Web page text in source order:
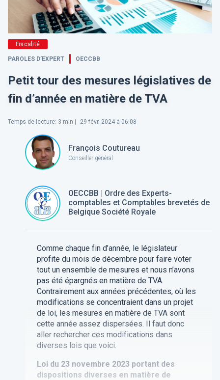
Fiscalité
PAROLES D’EXPERT OECCBB
Petit tour des mesures législatives de
fin d’année en matière de TVA
Temps de lecture: 3 min | 29 févr. 2024 à 06:08
François Coutureau
Conseiller général
OECCBB | Ordre des Experts-
comptables et Comptables brevetés de
Belgique Société Royale
Comme chaque fin d’année, le législateur
profite du mois de décembre pour faire voter
tout un ensemble de mesures et nous n’avons
pas été épargnés en matière de TVA.
Contrairement aux années précédentes, où les
modifications se concentraient dans un projet
de loi, les mesures en matière de TVA sont
cette année assez dispersées. Il faut donc
aller rechercher ces modifications dans
diverses lois que voici.
Loi du 23 novembre 2023 portant des
dispositions diverses en matière de